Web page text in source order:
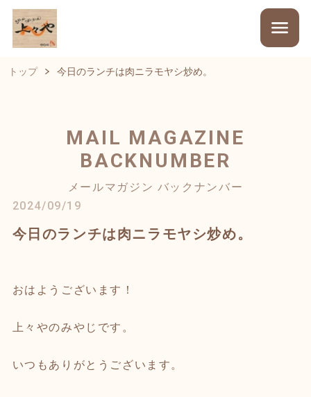
トップ 今日のランチは肉ニラモヤシ炒め。
MAIL MAGAZINE
BACKNUMBER
メールマガジン バックナンバー
2024/09/19
今日のランチは肉ニラモヤシ炒め。
おはようございます！
上々やのみやじです。
いつもありがとうございます。